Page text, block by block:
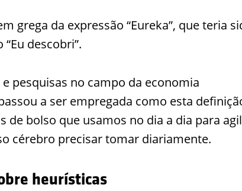
grega da expressão “Eureka”, que teria
descobri”.
pesquisas no campo da economia
a ser empregada como esta
de bolso que usamos no dia a dia para
cérebro precisar tomar diariamente.
heurísticas